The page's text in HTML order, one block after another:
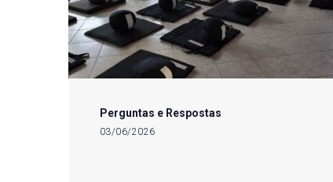
Perguntas e Respostas
03/06/2026